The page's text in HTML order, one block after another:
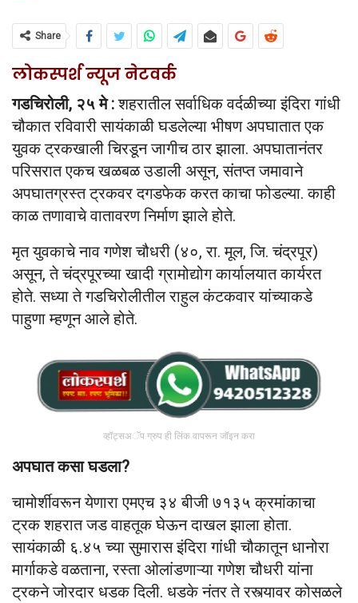
Share
लोकस्पर्श न्यूज नेटवर्क
गडचिरोली, २५ मे :शहरातील सर्वाधिक वर्दळीच्या इंदिरा गांधी
चौकात रविवारी सायंकाळी घडलेल्या भीषण अपघातात एक
युवक ट्रकखाली चिरडून जागीच ठार झाला. अपघातानंतर
परिसरात एकच खळबळ उडाली असून, संतप्त जमावाने
अपघातग्रस्त ट्रकवर दगडफेक करत काचा फोडल्या. काही
काळ तणावाचे वातावरण निर्माण झाले होते.
मृत युवकाचे नाव गणेश चौधरी (४०, रा. मूल, जि. चंद्रपूर)
असून, ते चंद्रपूरच्या खादी ग्रामोद्योग कार्यालयात कार्यरत
होते. सध्या ते गडचिरोलीतील राहुल कंटकवार यांच्याकडे
पाहुणा म्हणून आले होते.
व्हॉट्सअॅप ग्रुप ही लिंक वापरून जॉइन करा
अपघात कसा घडला?
चामोर्शीवरून येणारा एमएच ३४ बीजी ७१३५ क्रमांकाचा
ट्रक शहरात जड वाहतूक घेऊन दाखल झाला होता.
सायंकाळी ६.४५ च्या सुमारास इंदिरा गांधी चौकातून धानोरा
मार्गाकडे वळताना, रस्ता ओलांडणाऱ्या गणेश चौधरी यांना
ट्रकने जोरदार धडक दिली. धडके नंतर ते रस्त्यावर कोसळले